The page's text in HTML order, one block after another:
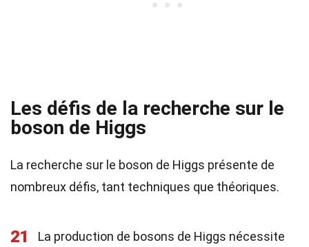
Les défis de la recherche sur le
boson de Higgs
La recherche sur le boson de Higgs présente de
nombreux défis, tant techniques que théoriques.
21
La production de bosons de Higgs nécessite